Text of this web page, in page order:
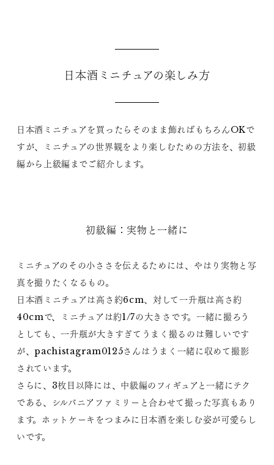
日本酒ミニチュアの楽しみ方
日本酒ミニチュアを買ったらそのまま飾ればもちろんOKで
すが、ミニチュアの世界観をより楽しむための方法を、初級
編から上級編までご紹介します。
初級編：実物と一緒に
ミニチュアのその小ささを伝えるためには、やはり実物と写
真を撮りたくなるもの。
日本酒ミニチュアは高さ約6cm、対して一升瓶は高さ約
40cmで、ミニチュアは約1/7の大きさです。一緒に撮ろう
としても、一升瓶が大きすぎてうまく撮るのは難しいです
が、pachistagram0125さんはうまく一緒に収めて撮影
されています。
さらに、3枚目以降には、中級編のフィギュアと一緒にテク
である、シルバニアファミリーと合わせて撮った写真もあり
ます。ホットケーキをつまみに日本酒を楽しむ姿が可愛らし
いです。